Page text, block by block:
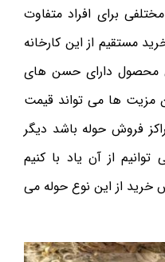
برای افراد متفاوت
مستقیم از این کارخانه
محصول دارای حسن های
مزیت ها می تواند قیمت
فروش حوله باشد دیگر
از آن یاد با کنیم
خرید از این نوع حوله می